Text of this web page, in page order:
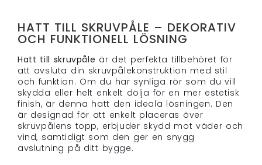
HATT TILL SKRUVPÅLE – DEKORATIV
OCH FUNKTIONELL LÖSNING
Hatt till skruvpåle är det perfekta tillbehöret för
att avsluta din skruvpålekonstruktion med stil
och funktion. Om du har synliga rör som du vill
skydda eller helt enkelt dölja för en mer estetisk
finish, är denna hatt den ideala lösningen. Den
är designad för att enkelt placeras över
skruvpålens topp, erbjuder skydd mot väder och
vind, samtidigt som den ger en snygg
avslutning på ditt bygge.